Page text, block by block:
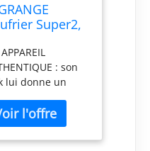
Super2,
inclus
Coeur),
en
sur
socle,
: son
lui donne un
:
réversible
pour une